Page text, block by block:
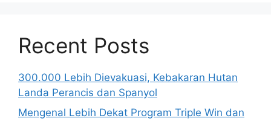
Recent Posts
300.000 Lebih Dievakuasi, Kebakaran Hutan
Landa Perancis dan Spanyol
Mengenal Lebih Dekat Program Triple Win dan